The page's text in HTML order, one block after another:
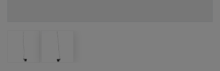
View larger imageView larger image